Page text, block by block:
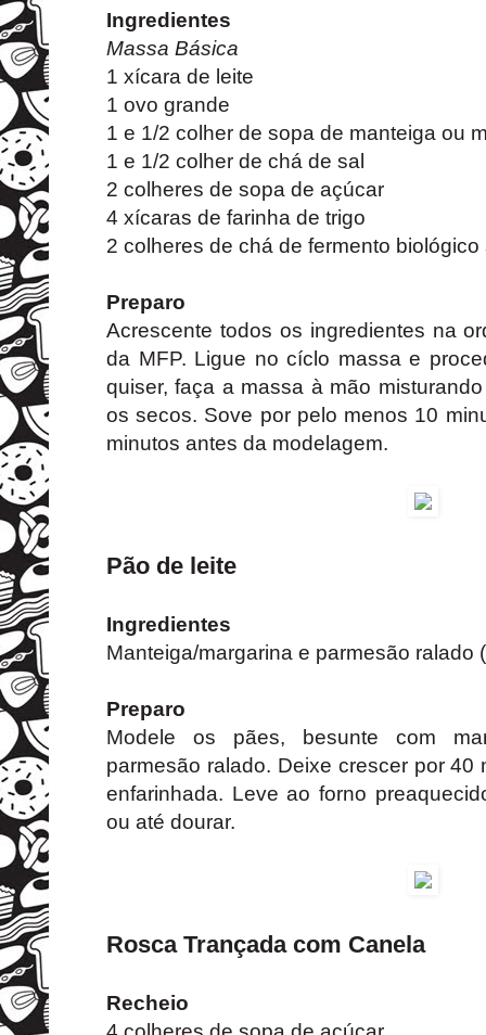
Ingredientes
Massa Básica
1 xícara de leite
1 ovo grande
1 e 1/2 colher de sopa de manteiga ou
1 e 1/2 colher de chá de sal
2 colheres de sopa de açúcar
4 xícaras de farinha de trigo
2 colheres de chá de fermento biológico
Preparo
Acrescente todos os ingredientes na
da MFP. Ligue no cíclo massa e
quiser, faça a massa à mão
os secos. Sove por pelo menos 10
minutos antes da modelagem.
Pão de leite
Ingredientes
Manteiga/margarina e parmesão ralado
Preparo
Modele os pães, besunte com
parmesão ralado. Deixe crescer por 40
enfarinhada. Leve ao forno
ou até dourar.
Rosca Trançada com Canela
Recheio